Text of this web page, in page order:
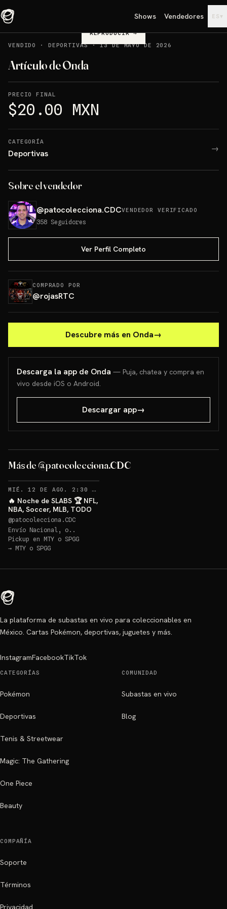
Shows Vendedores ES ▾
REPRODUCIR→
VENDIDO
· DEPORTIVAS·13 DE MAYO DE 2026
Artículo de Onda
PRECIO FINAL
$20.00 MXN
CATEGORÍA
Deportivas →
Sobre el vendedor
@patocolecciona.CDCVENDEDOR VERIFICADO
358 Seguidores
Ver Perfil Completo
COMPRADO POR
@rojasRTC
Descubre más en Onda→
Descarga la app de Onda — Puja, chatea y compra en
vivo desde iOS o Android.
Descargar app→
Más de @patocolecciona.CDC
MIÉ. 12 DE AGO. 2:30 AM
🔥 Noche de SLABS 🏆 NFL,
NBA, Soccer, MLB, TODO
@patocolecciona.CDC
Envío Nacional, o..
Pickup en MTY o SPGG
→ MTY o SPGG
La plataforma de subastas en vivo para coleccionables en
México. Cartas Pokémon, deportivas, juguetes y más.
InstagramFacebookTikTok
CATEGORÍAS
Pokémon
Deportivas
Tenis & Streetwear
Magic: The Gathering
One Piece
Beauty
COMUNIDAD
Subastas en vivo
Blog
COMPAÑÍA
Soporte
Términos
Privacidad